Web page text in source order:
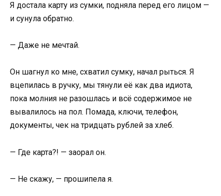
Я достала карту из сумки, подняла перед его лицом —
и сунула обратно.
— Даже не мечтай.
Он шагнул ко мне, схватил сумку, начал рыться. Я
вцепилась в ручку, мы тянули её как два идиота,
пока молния не разошлась и всё содержимое не
вывалилось на пол. Помада, ключи, телефон,
документы, чек на тридцать рублей за хлеб.
— Где карта?! — заорал он.
— Не скажу, — прошипела я.